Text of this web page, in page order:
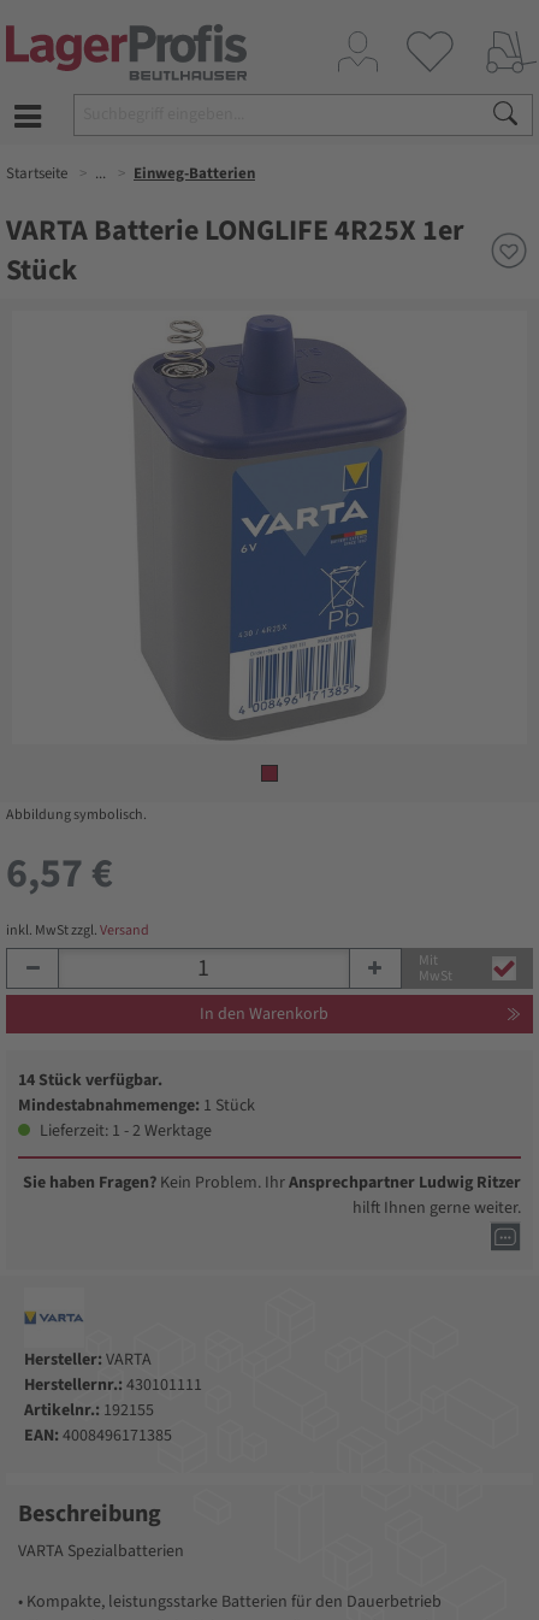
Startseite ... Einweg-Batterien
VARTA Batterie LONGLIFE 4R25X 1er
Stück
Abbildung symbolisch.
6,57 €
inkl. MwSt zzgl.Versand
Mit
MwSt
In den Warenkorb
14 Stück verfügbar.
Mindestabnahmemenge: 1 Stück
Lieferzeit: 1 - 2 Werktage
Sie haben Fragen? Kein Problem. IhrAnsprechpartner Ludwig Ritzer
hilft Ihnen gerne weiter.
Hersteller: VARTA
Herstellernr.: 430101111
Artikelnr.: 192155
EAN: 4008496171385
Beschreibung
VARTA Spezialbatterien
• Kompakte, leistungsstarke Batterien für den Dauerbetrieb